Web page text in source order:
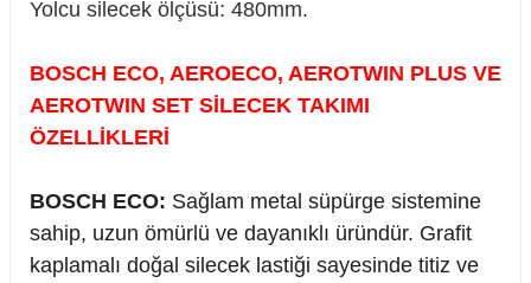
Yolcu silecek ölçüsü: 480mm.
BOSCH ECO, AEROECO, AEROTWIN PLUS VE
AEROTWIN SET SİLECEK TAKIMI
ÖZELLİKLERİ
BOSCH ECO: Sağlam metal süpürge sistemine
sahip, uzun ömürlü ve dayanıklı üründür. Grafit
kaplamalı doğal silecek lastiği sayesinde titiz ve